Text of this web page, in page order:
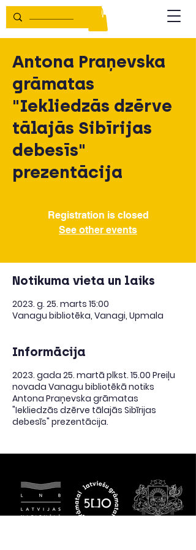
Antona Praņevska
grāmatas
"Iekliedzās dzērve
tālajās Sibīrijas
debesīs"
prezentācija
Registration is closed
See other events
Notikuma vieta un laiks
2023. g. 25. marts 15:00
Vanagu bibliotēka, Vanagi, Upmala
Informācija
2023. gada 25. martā plkst. 15.00 Preiļu
novada Vanagu bibliotēkā notiks
Antona Praņevska grāmatas
"Iekliedzās dzērve tālajās Sibīrijas
debesīs" prezentācija.